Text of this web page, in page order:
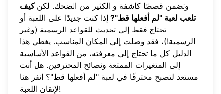
وتضمن قصصًا كاشفة و الكثير من الضحك. لكنكيف
تلعب لعبة "لم أفعلها قط"? إذا كنت جديدًا على اللعبة أو
تحتاج فقط إلى تحديث للقواعد الرسمية (وغير
الرسمية!)، فقد وصلت إلى المكان المناسب. يغطي هذا
الدليل كل ما تحتاج إلى معرفته، من القواعد الأساسية
إلى المتغيرات الممتعة ونصائح المحترفين. هل أنت
مستعد لتصبح محترفًا في لعبة "لم أفعلها قط"؟ انقر هنا
لإتقان اللعبة!